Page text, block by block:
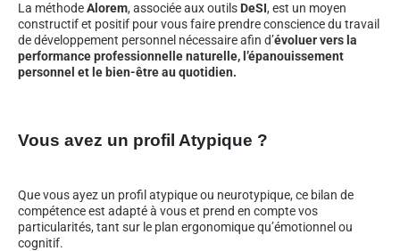
La méthodeAlorem, associée aux outils DeSI, est un moyen
constructif et positif pour vous faire prendre conscience du travail
de développement personnel nécessaire afin d’évoluer vers la
performance professionnelle naturelle, l’épanouissement
personnel et le bien-être au quotidien.
Vous avez un profil Atypique ?
Que vous ayez un profil atypique ou neurotypique, ce bilan de
compétence est adapté à vous et prend en compte vos
particularités, tant sur le plan ergonomique qu’émotionnel ou
cognitif.